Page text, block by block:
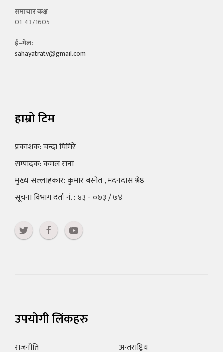
समाचार कक्ष
01-4371605
ई–मेल:
sahayatratv@gmail.com
हाम्रो टिम
प्रकाशक: चन्दा घिमिरे
सम्पादक: कमल राना
मुख्य सल्लाहकार: कुमार बस्नेत , मदनदास श्रेष्ठ
सूचना विभाग दर्ता नं. : ४३ - ०७३ / ७४
उपयोगी लिंकहरु
राजनीति अन्तराष्ट्रिय